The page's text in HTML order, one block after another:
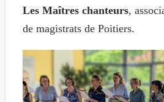
Les Maîtres chanteurs,
de magistrats de Poitiers.